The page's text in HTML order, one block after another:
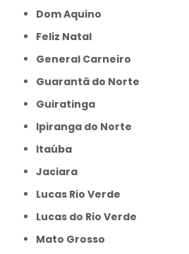
Dom Aquino
Feliz Natal
General Carneiro
Guarantã do Norte
Guiratinga
Ipiranga do Norte
Itaúba
Jaciara
Lucas Rio Verde
Lucas do Rio Verde
Mato Grosso